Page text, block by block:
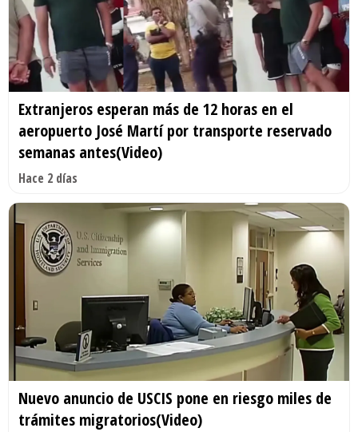
Extranjeros esperan más de 12 horas en el
aeropuerto José Martí por transporte reservado
semanas antes(Video)
Hace 2 días
Nuevo anuncio de USCIS pone en riesgo miles de
trámites migratorios(Video)